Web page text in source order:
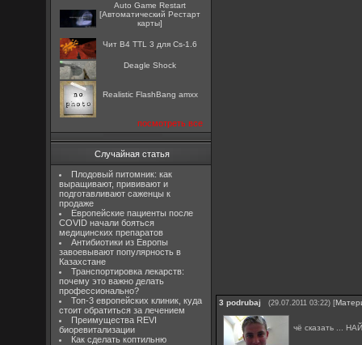
Auto Game Restart
[Автоматический Рестарт
карты]
Чит B4 TTL 3 для Cs-1.6
Deagle Shock
Realistic FlashBang amxx
посмотреть все
Случайная статья
Плодовый питомник: как
выращивают, прививают и
подготавливают саженцы к
продаже
Европейские пациенты после
COVID начали бояться
медицинских препаратов
Антибиотики из Европы
завоевывают популярность в
Казахстане
Транспортировка лекарств:
почему это важно делать
профессионально?
Топ-3 европейских клиник, куда
стоит обратиться за лечением
Преимущества REVI
биоревитализации
Как сделать коптильню
3 podrubaj (29.07.2011 03:22) [
чё сказать ...